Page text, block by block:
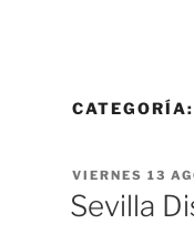
CATEGORÍA:
PUBLICADO
EL
VIERNES 13
Sevilla